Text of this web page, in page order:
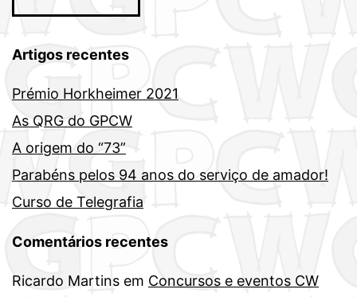
Artigos recentes
Prémio Horkheimer 2021
As QRG do GPCW
A origem do “73”
Parabéns pelos 94 anos do serviço de amador!
Curso de Telegrafia
Comentários recentes
Ricardo Martins em Concursos e eventos CW